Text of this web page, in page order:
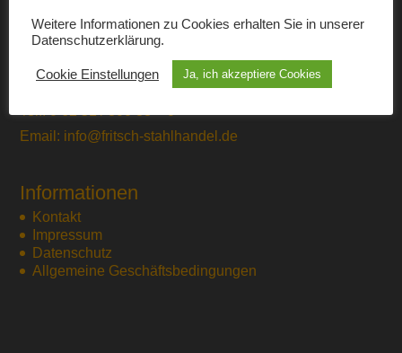
Stahlhandel
64625 Bensheim
Email: info@fritsch-stahlhandel.de
Informationen
Kontakt
Impressum
Datenschutz
Allgemeine Geschäftsbedingungen
Weitere Informationen zu Cookies erhalten Sie in unserer
Datenschutzerklärung.
Cookie Einstellungen Ja, ich akzeptiere Cookies